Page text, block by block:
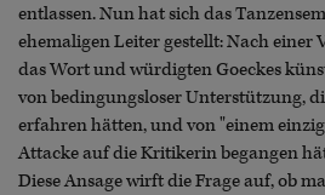
entlassen. Nun hat sich das
ehemaligen Leiter gestellt: Nach einer
das Wort und würdigten Goeckes
von bedingungsloser Unterstützung,
erfahren hätten, und von "einem
Attacke auf die Kritikerin begangen
Diese Ansage wirft die Frage auf, ob